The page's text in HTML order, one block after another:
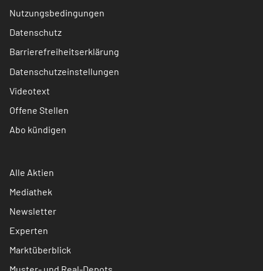
Nutzungsbedingungen
Datenschutz
Barrierefreiheitserklärung
Datenschutzeinstellungen
Videotext
Offene Stellen
Abo kündigen
Alle Aktien
Mediathek
Newsletter
Experten
Marktüberblick